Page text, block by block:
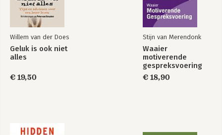
Willem van der Does
Geluk is ook niet
alles
€ 19,50
Stijn van Merendonk
Waaier
motiverende
gespreksvoering
€ 18,90